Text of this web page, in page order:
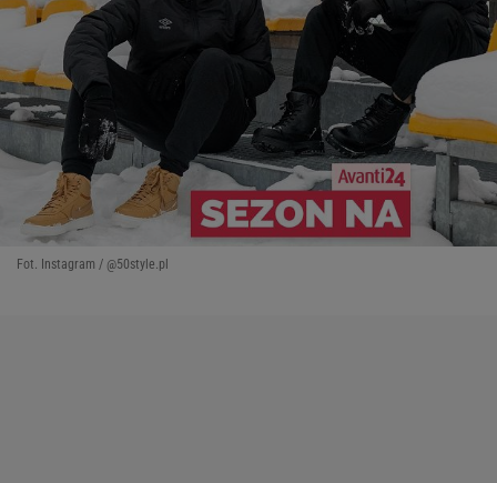
Fot. Instagram / @50style.pl